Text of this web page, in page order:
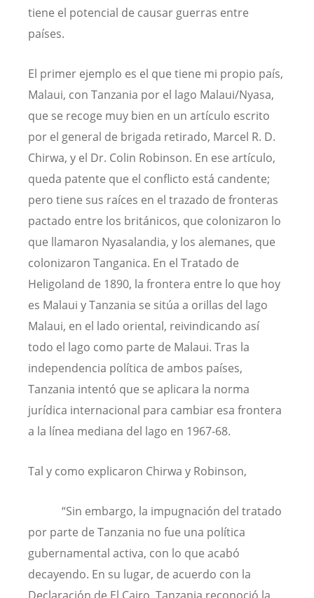
tiene el potencial de causar guerras entre
países.
El primer ejemplo es el que tiene mi propio país,
Malaui, con Tanzania por el lago Malaui/Nyasa,
que se recoge muy bien en un artículo escrito
por el general de brigada retirado, Marcel R. D.
Chirwa, y el Dr. Colin Robinson. En ese artículo,
queda patente que el conflicto está candente;
pero tiene sus raíces en el trazado de fronteras
pactado entre los británicos, que colonizaron lo
que llamaron Nyasalandia, y los alemanes, que
colonizaron Tanganica. En el Tratado de
Heligoland de 1890, la frontera entre lo que hoy
es Malaui y Tanzania se sitúa a orillas del lago
Malaui, en el lado oriental, reivindicando así
todo el lago como parte de Malaui. Tras la
independencia política de ambos países,
Tanzania intentó que se aplicara la norma
jurídica internacional para cambiar esa frontera
a la línea mediana del lago en 1967-68.
Tal y como explicaron Chirwa y Robinson,
“Sin embargo, la impugnación del tratado
por parte de Tanzania no fue una política
gubernamental activa, con lo que acabó
decayendo. En su lugar, de acuerdo con la